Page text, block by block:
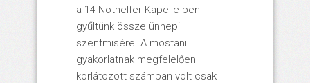
a 14 Nothelfer Kapelle-ben
gyűltünk össze ünnepi
szentmisére. A mostani
gyakorlatnak megfelelően
korlátozott számban volt csak